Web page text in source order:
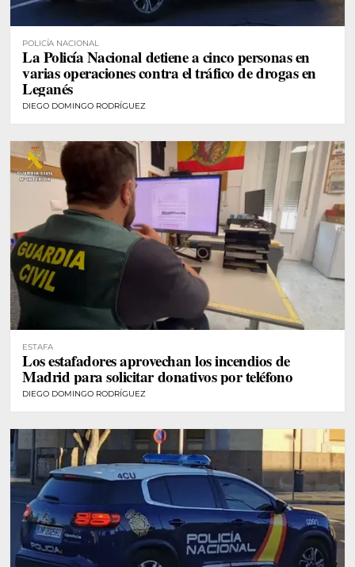
POLICÍA NACIONAL
La Policía Nacional detiene a cinco personas en
varias operaciones contra el tráfico de drogas en
Leganés
DIEGO DOMINGO RODRÍGUEZ
ESTAFA
Los estafadores aprovechan los incendios de
Madrid para solicitar donativos por teléfono
DIEGO DOMINGO RODRÍGUEZ